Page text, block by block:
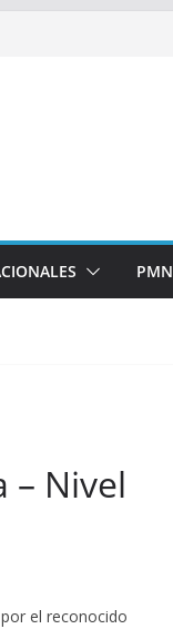
PMN
– Nivel
el reconocido